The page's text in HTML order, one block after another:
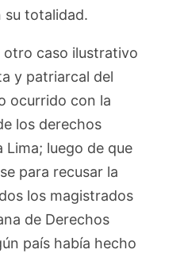
su totalidad.
otro caso ilustrativo
y patriarcal del
ocurrido con la
los derechos
luego de que
para recusar la
los magistrados
de Derechos
país había hecho